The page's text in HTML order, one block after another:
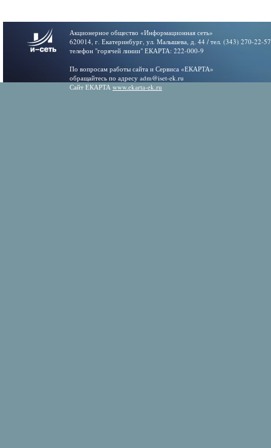
Акционерное общество «Информационная сеть»
620014, г. Екатеринбург, ул. Малышева, д. 44 / тел. (343) 270-22-
телефон "горячей линии" ЕКАРТА: 222-000-9
По вопросам работы сайта и Сервиса «ЕКАРТА»
обращайтесь по адресу adm@iset-ek.ru
Сайт ЕКАРТА www.ekarta-ek.ru